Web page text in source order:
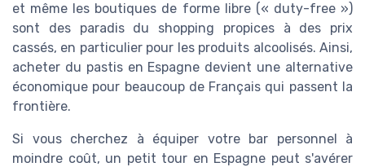
et même les boutiques de forme libre (« duty-free »)
sont des paradis du shopping propices à des prix
cassés, en particulier pour les produits alcoolisés. Ainsi,
acheter du pastis en Espagne devient une alternative
économique pour beaucoup de Français qui passent la
frontière.
Si vous cherchez à équiper votre bar personnel à
moindre coût, un petit tour en Espagne peut s'avérer